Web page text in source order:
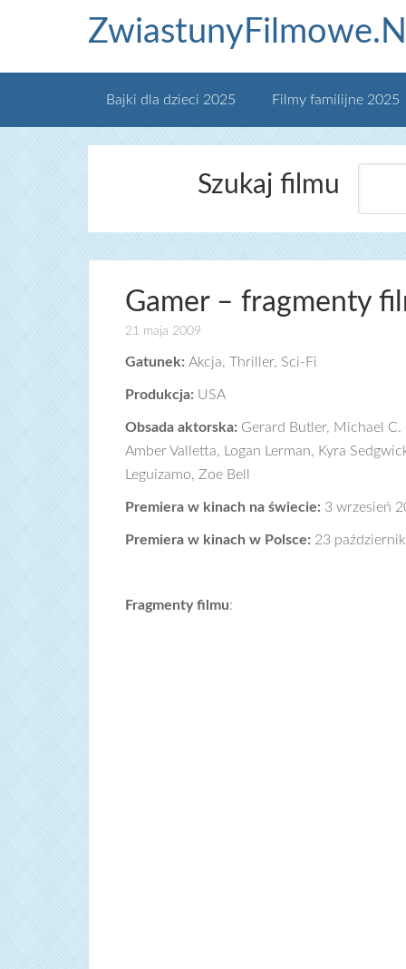
Bajki dla dzieci 2025 Filmy familijne 2025
Szukaj filmu
Gamer – fragmenty
21 maja 2009
Gatunek: Akcja, Thriller, Sci-Fi
Produkcja: USA
Obsada aktorska: Gerard Butler, Michael C.
Amber Valletta, Logan Lerman, Kyra
Leguizamo, Zoe Bell
Premiera w kinach na świecie: 3 wrzesień
Premiera w kinach w Polsce: 23
Fragmenty filmu: